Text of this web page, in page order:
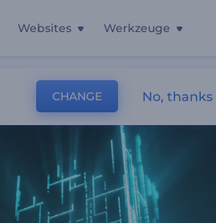
Websites Werkzeuge
CHANGE No, thanks